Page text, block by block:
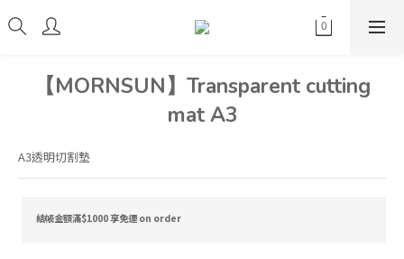
【MORNSUN】Transparent cutting
mat A3
A3透明切割墊
結帳金額滿$1000 享免運 on order